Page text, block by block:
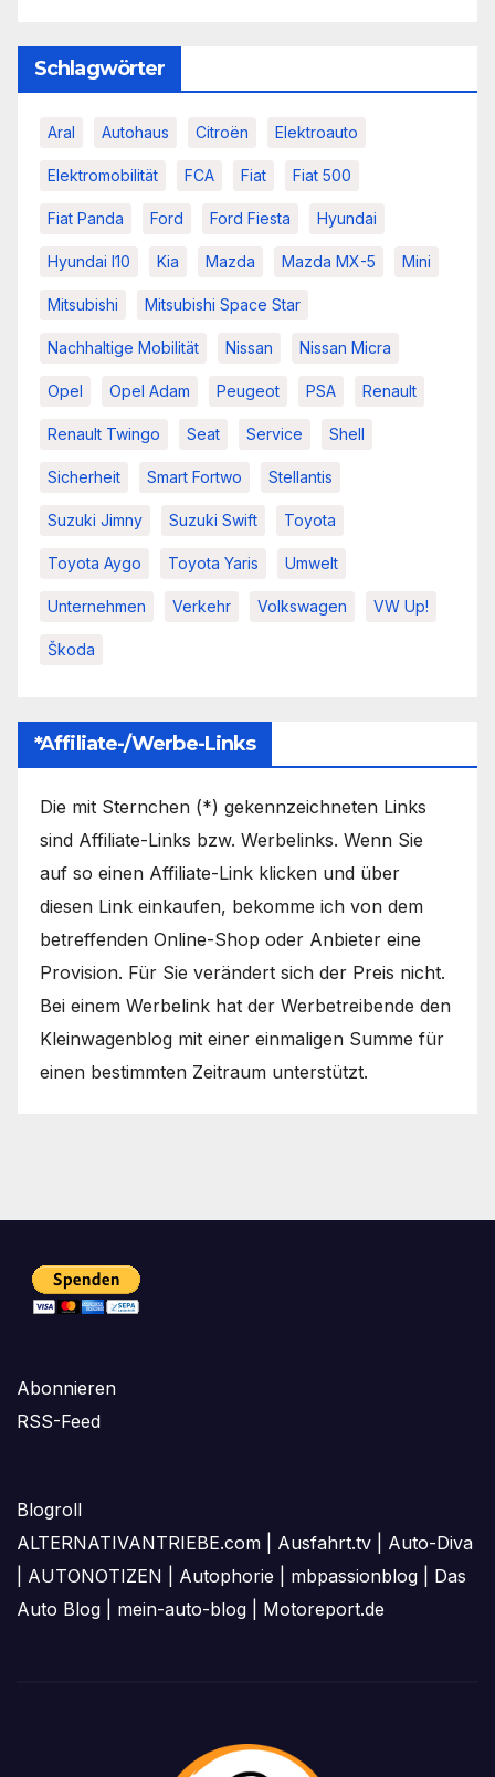
Schlagwörter
Aral Autohaus Citroën Elektroauto
Elektromobilität FCA Fiat Fiat 500
Fiat Panda Ford Ford Fiesta Hyundai
Hyundai I10 Kia Mazda Mazda MX-5 Mini
Mitsubishi Mitsubishi Space Star
Nachhaltige Mobilität Nissan Nissan Micra
Opel Opel Adam Peugeot PSA Renault
Renault Twingo Seat Service Shell
Sicherheit Smart Fortwo Stellantis
Suzuki Jimny Suzuki Swift Toyota
Toyota Aygo Toyota Yaris Umwelt
Unternehmen Verkehr Volkswagen VW Up!
Škoda
*Affiliate-/Werbe-Links
Die mit Sternchen (*) gekennzeichneten Links
sind Affiliate-Links bzw. Werbelinks. Wenn Sie
auf so einen Affiliate-Link klicken und über
diesen Link einkaufen, bekomme ich von dem
betreffenden Online-Shop oder Anbieter eine
Provision. Für Sie verändert sich der Preis nicht.
Bei einem Werbelink hat der Werbetreibende den
Kleinwagenblog mit einer einmaligen Summe für
einen bestimmten Zeitraum unterstützt.
Abonnieren
RSS-Feed
Blogroll
ALTERNATIVANTRIEBE.com
Ausfahrt.tv
Auto-Diva
AUTONOTIZEN Autophorie mbpassionblog
Das
Auto Blog
mein-auto-blog Motoreport.de